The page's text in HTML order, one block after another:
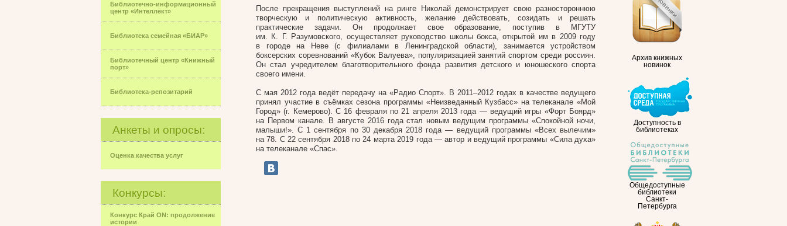
Библиотечно-информационный
центр «Интеллект»
Библиотека семейная «БИАР»
Библиотечный центр «Книжный
порт»
Библиотека-репозитарий
Анкеты и опросы:
Оценка качества услуг
Конкурсы:
Конкурс Край ON: продолжение
истории
Архив книжных
новинок
Доступность в
библиотеках
Общедоступные
библиотеки
Санкт-
Петербурга
После прекращения выступлений на ринге Николай демонстрирует свою разностороннюю
творческую и политическую активность, желание действовать, созидать и решать
практические задачи. Он продолжает свое образование, поступив в МГУТУ
им. К. Г. Разумовского, осуществляет руководство школы бокса, открытой им в 2009 году
в городе на Неве (с филиалами в Ленинградской области), занимается устройством
боксерских соревнований «Кубок Валуева», популяризацией занятий спортом среди россиян.
Он стал учредителем благотворительного фонда развития детского и юношеского спорта
своего имени.
С мая 2012 года ведёт передачу на «Радио Спорт». В 2011–2012 годах в качестве ведущего
принял участие в съёмках сезона программы «Неизведанный Кузбасс» на телеканале «Мой
Город» (г. Кемерово). С 16 февраля по 21 апреля 2013 года — ведущий игры «Форт Боярд»
на Первом канале. В августе 2016 года стал новым ведущим программы «Спокойной ночи,
малыши!». С 1 сентября по 30 декабря 2018 года — ведущий программы «Всех вылечим»
на 78. С 22 сентября 2018 по 24 марта 2019 года — автор и ведущий программы «Сила духа»
на телеканале «Спас».